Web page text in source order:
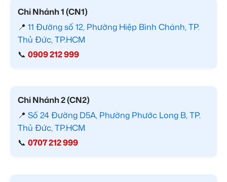
Chi Nhánh 1 (CN1)
📍 11 Đường số 12, Phường Hiệp Bình Chánh, TP.
Thủ Đức, TP.HCM
📞 0909 212 999
Chi Nhánh 2 (CN2)
📍 Số 24 Đường D5A, Phường Phước Long B, TP.
Thủ Đức, TP.HCM
📞 0707 212 999